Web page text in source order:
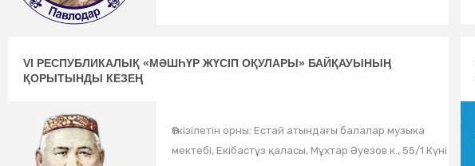
VI РЕСПУБЛИКАЛЫҚ «МӘШҺҮР ЖҮСІП ОҚУЛАРЫ» БАЙҚАУЫНЫҢ
ҚОРЫТЫНДЫ КЕЗЕҢ
Өткізілетін орны: Естай атындағы балалар музыка
мектебі, Екібастұз қаласы, Мұхтар Әуезов к., 55/1 Күні